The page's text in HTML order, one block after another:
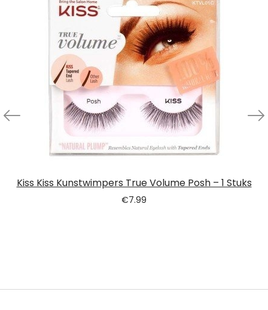
Kiss Kiss Kunstwimpers True Volume Posh – 1 Stuks
€7.99